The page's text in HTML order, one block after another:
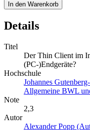
In den Warenkorb
Details
Titel
Der Thin Client im
(PC-)Endgeräte?
Hochschule
Johannes
Allgemeine BWL
Note
2,3
Autor
Alexander Popp